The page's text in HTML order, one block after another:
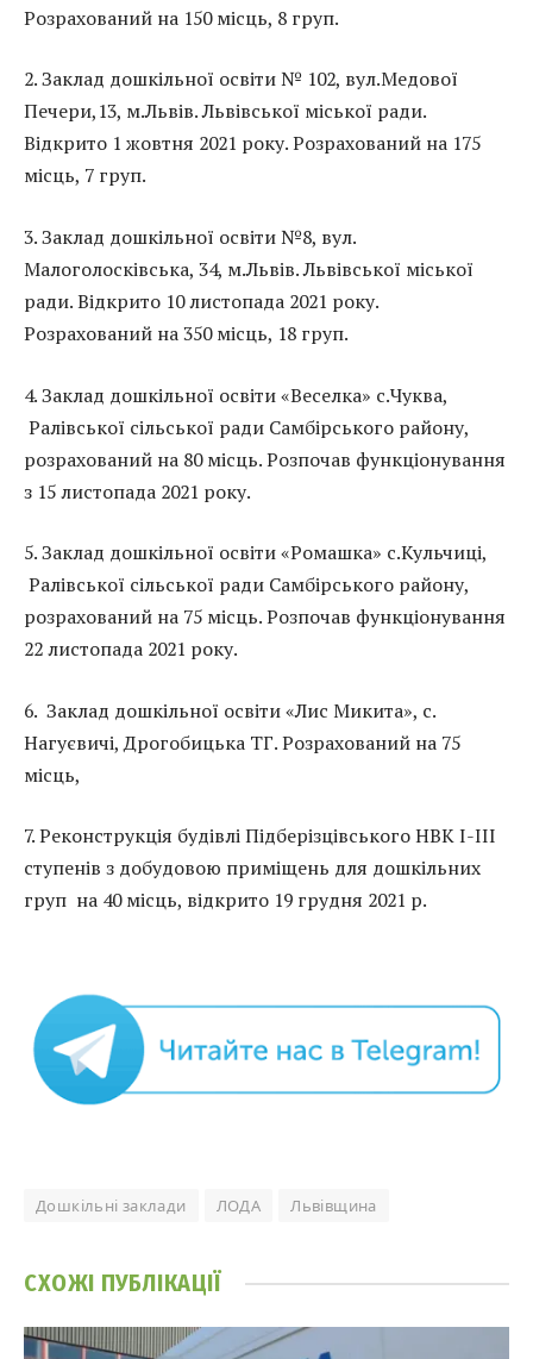
Розрахований на 150 місць, 8 груп.
2. Заклад дошкільної освіти № 102, вул.Медової
Печери,13, м.Львів. Львівської міської ради.
Відкрито 1 жовтня 2021 року. Розрахований на 175
місць, 7 груп.
3. Заклад дошкільної освіти №8, вул.
Малоголосківська, 34, м.Львів. Львівської міської
ради. Відкрито 10 листопада 2021 року.
Розрахований на 350 місць, 18 груп.
4. Заклад дошкільної освіти «Веселка» с.Чуква,
Ралівської сільської ради Самбірського району,
розрахований на 80 місць. Розпочав функціонування
з 15 листопада 2021 року.
5. Заклад дошкільної освіти «Ромашка» с.Кульчиці,
Ралівської сільської ради Самбірського району,
розрахований на 75 місць. Розпочав функціонування
22 листопада 2021 року.
6. Заклад дошкільної освіти «Лис Микита», с.
Нагуєвичі, Дрогобицька ТГ. Розрахований на 75
місць,
7. Реконструкція будівлі Підберізцівського НВК I-III
ступенів з добудовою приміщень для дошкільних
груп на 40 місць, відкрито 19 грудня 2021 р.
Дошкільні заклади ЛОДА Львівщина
СХОЖІ ПУБЛІКАЦІЇ